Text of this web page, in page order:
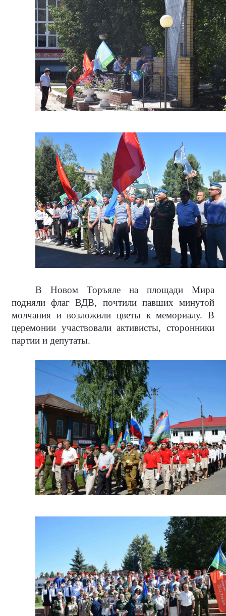
В Новом Торъяле на площади Мира
подняли флаг ВДВ, почтили павших минутой
молчания и возложили цветы к мемориалу. В
церемонии участвовали активисты, сторонники
партии и депутаты.